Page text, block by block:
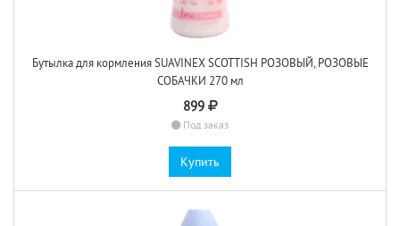
Бутылка для кормления SUAVINEX SCOTTISH РОЗОВЫЙ, РОЗОВЫЕ
СОБАЧКИ 270 мл
899
Под заказ
Купить